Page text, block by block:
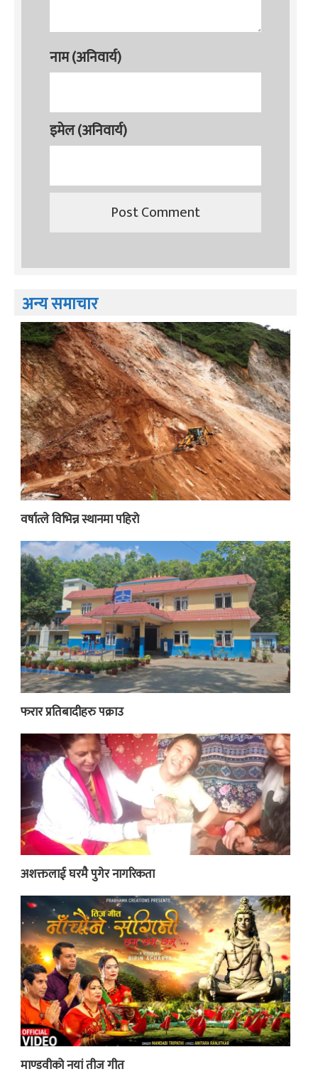
नाम (अनिवार्य)
इमेल (अनिवार्य)
अन्य समाचार
वर्षात्ले विभिन्न स्थानमा पहिरो
फरार प्रतिबादीहरु पक्राउ
अशक्तलाई घरमै पुगेर नागरिकता
माण्डवीको नयां तीज गीत